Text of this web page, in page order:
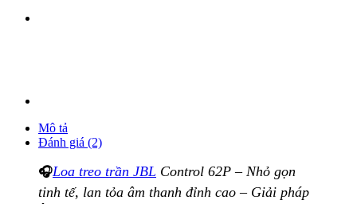
Mô tả
Đánh giá (2)
🎧Loa treo trần JBL Control 62P – Nhỏ gọn
tinh tế, lan tỏa âm thanh đỉnh cao – Giải pháp